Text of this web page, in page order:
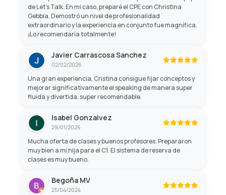
de Let's Talk. En mi caso, preparé el CPE con Christina
Gebbia. Demostró un nivel de profesionalidad
extraordinario y la experiencia en conjunto fue magnífica.
¡Lo recomendaría totalmente!
Javier Carrascosa Sanchez
02/02/2026
Una gran experiencia, Cristina consigue fijar conceptos y
mejorar significativamente el speaking de manera super
fluida y divertida, super recomendable.
Isabel Gonzalvez
29/01/2025
Mucha oferta de clases y buenos profesores. Prepararon
muy bien a mi hija para el C1. El sistema de reserva de
clases es muy bueno.
Begoña MV
25/04/2024